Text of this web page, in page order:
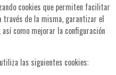
cookies que permiten facilitar
través de la misma, garantizar el
como mejorar la configuración
las siguientes cookies: